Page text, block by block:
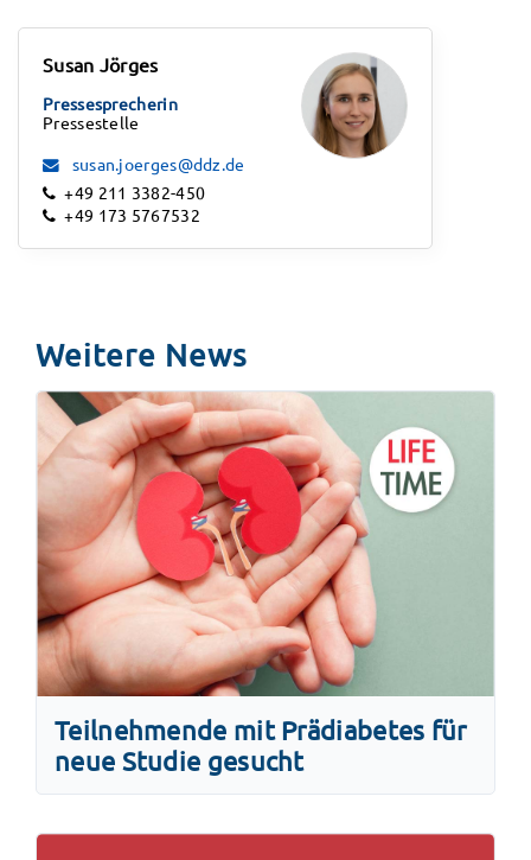
Susan Jörges
Pressesprecherin
Pressestelle
susan.joerges@ddz.de
+49 211 3382-450
+49 173 5767532
Weitere News
Teilnehmende mit Prädiabetes für
neue Studie gesucht